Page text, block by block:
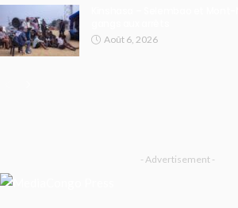
Août 6, 2026
- Advertisement -